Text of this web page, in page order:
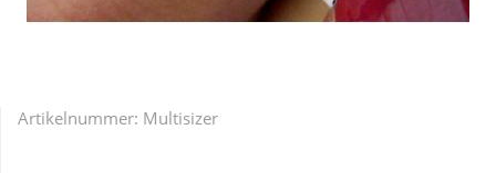
Artikelnummer: Multisizer